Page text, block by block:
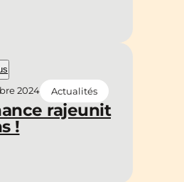
rajeunit
!
2024 Actualités